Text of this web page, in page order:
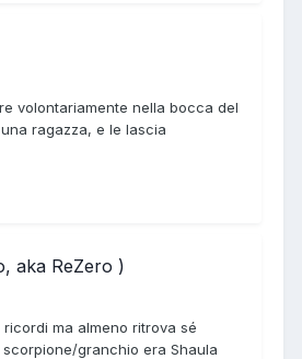
volontariamente nella bocca del
ragazza, e le lascia
aka ReZero )
ma almeno ritrova sé
granchio era Shaula